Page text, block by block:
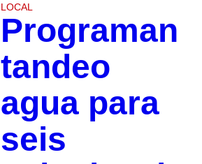
LOCAL
Programan
tandeo
agua para
seis